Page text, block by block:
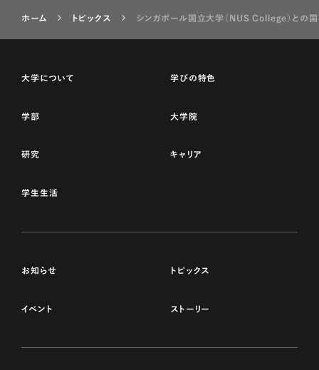
ホーム トピックス シンガポール国立大学（NUS College）との国
大学について 学びの特色
学部 大学院
研究 キャリア
学生生活
お知らせ トピックス
イベント ストーリー